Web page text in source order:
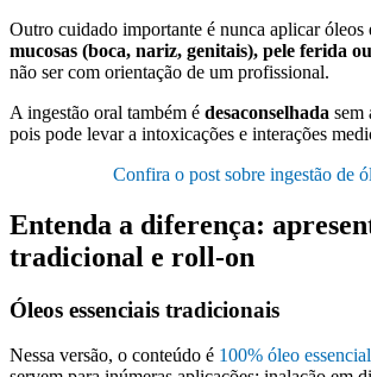
Outro cuidado importante é nunca aplicar óleos
mucosas (boca, nariz, genitais), pele ferida
não ser com orientação de um profissional.
A ingestão oral também é desaconselhada sem
pois pode levar a intoxicações e interações
Confira o post sobre ingestão de
Entenda a diferença:
tradicional e roll‑on
Óleos essenciais tradicionais
Nessa versão, o conteúdo é 100% óleo essencial